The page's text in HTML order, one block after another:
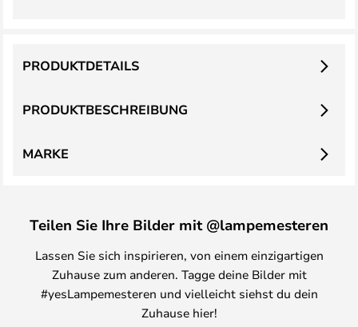
PRODUKTBESCHREIBUNG
PRODUKTDETAILS
MARKE
Teilen Sie Ihre Bilder mit @lampemesteren
Lassen Sie sich inspirieren, von einem einzigartigen
Zuhause zum anderen. Tagge deine Bilder mit
#yesLampemesteren und vielleicht siehst du dein
Zuhause hier!